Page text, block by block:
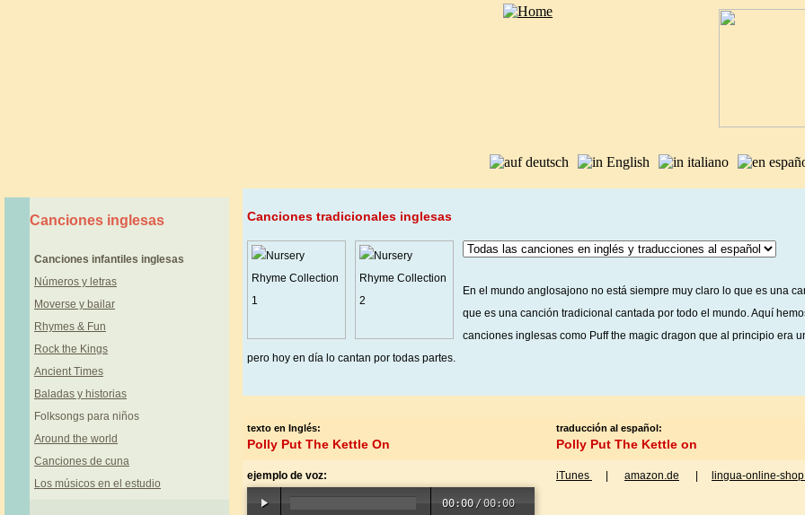
Canciones inglesas
Canciones infantiles inglesas
Números y letras
Moverse y bailar
Rhymes & Fun
Rock the Kings
Ancient Times
‌Baladas y historias
Folksongs para niños
Around the world
Canciones de cuna
Los músicos en el estudio
Canciones tradicionales inglesas
En el mundo anglosajono no está siempre muy claro lo que es una
que es una canción tradicional cantada por todo el mundo. Aquí
canciones inglesas como Puff the magic dragon que al principio era
pero hoy en día lo cantan por todas partes.
texto en Inglés:
Polly Put The Kettle On
traducción al español:
Polly Put The Kettle on
ejemplo de voz:
00:00 /00:00
iTunes amazon.de lingua-online-